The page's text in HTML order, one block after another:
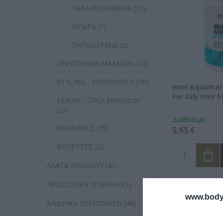
Imel
For Oily Hair
Διαθέσιμο
5,65 €
ΤΑΛΑΙΠΩΡΗΜΕΝΑ (13)
ΛΙΠΑΡΑ (1)
ΞΗΡΟΔΕΡΜΙΑ (2)
ΠΕΡΙΠΟΙΗΣΗ ΜΑΛΛΙΩΝ (14)
STYLING - ΠΕΡΙΠΟΙΗΣΗ (70)
SERUM - ΟΡΟΙ ΜΑΛΛΙΩΝ
(23)
ΘΕΡΑΠΕΙΕΣ (79)
ΒΟΥΡΤΣΕΣ (2)
ΑΛΑΤΑ ΜΠΑΝΙΟΥ (41)
ΠΡΟΣΩΠΙΚΗ ΥΓΙΕΙΝΗ (61)
ΑΝΔΡΙΚΗ ΠΕΡΙΠΟΙΗΣΗ (48)